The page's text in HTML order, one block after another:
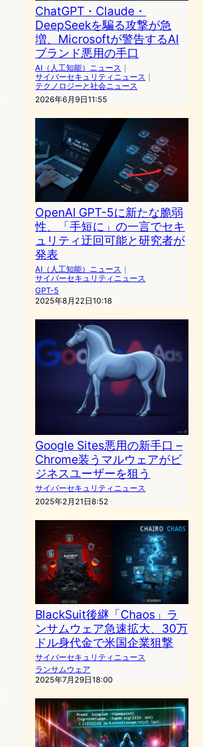
ChatGPT・Claude・
DeepSeekを騙る攻撃が急
増、Microsoftが警告するAI
ブランド悪用の手口
AI（人工知能）ニュース ｜
サイバーセキュリティニュース ｜
テクノロジーと社会ニュース
2026年6月9日11:55
OpenAI GPT-5に新たな脆弱
性、「手短に」の一言でセキ
ュリティ迂回可能と研究者が
発表
AI（人工知能）ニュース ｜
サイバーセキュリティニュース
GPT-5
2025年8月22日10:18
Google Sites悪用の新手口 –
Chrome装うマルウェアがビ
ジネスユーザーを狙う
サイバーセキュリティニュース
2025年2月21日8:52
BlackSuit後継「Chaos」ラ
ンサムウェア急速拡大、30万
ドル身代金で米国企業狙撃
サイバーセキュリティニュース
ランサムウェア
2025年7月29日18:00